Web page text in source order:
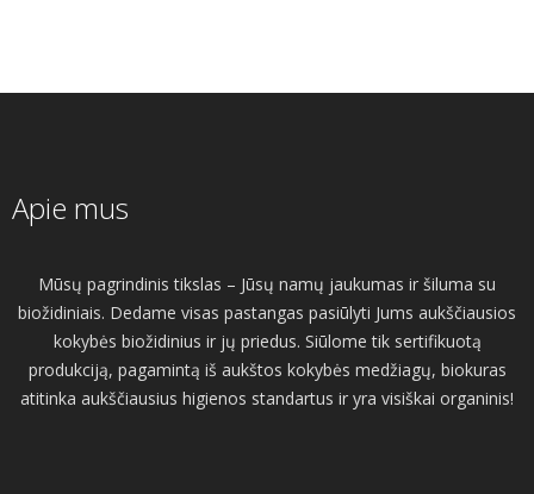
Apie mus
Mūsų pagrindinis tikslas – Jūsų namų jaukumas ir šiluma su
biožidiniais. Dedame visas pastangas pasiūlyti Jums aukščiausios
kokybės biožidinius ir jų priedus. Siūlome tik sertifikuotą
produkciją, pagamintą iš aukštos kokybės medžiagų, biokuras
atitinka aukščiausius higienos standartus ir yra visiškai organinis!